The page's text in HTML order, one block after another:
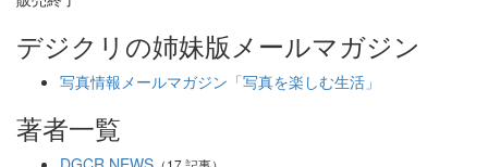
デジクリの姉妹版メールマガジン
写真情報メールマガジン「写真を楽しむ生活」
著者一覧